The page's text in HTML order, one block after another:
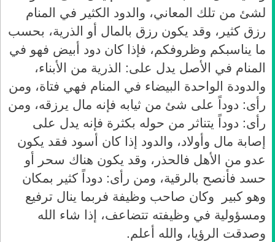
لشئ من تلك المعاني، والدود الكثير في المنام
رزق كثير، وقد يكون رزق بالمال أو الذرية، بحسب
ما يناسبكم وظروفكم، فإذا كان دود أبيض فهو في
المنام في الأصل يدل على: الذرية من الأبناء،
والدودة الواحدة البيضاء في المنام فهي فتاة، ومن
رأى: دوداً على شئ من ثيابه فإنه مال يرزقه، ومن
رأى: دوداً يتناثر من حوله بكثرة فإنه يدل على
إصابة مال وأولاد، والدود إذا كان أسود فقد يكون
عدو من الأهل فالحذر، وقد يكون هناك سحر أو
حسد فأنصح بالرقية، ومن رأى: دوداً كثير بمكان
وهو كبير وكان صاحب وظيفة فربما ينال ترفيع
ومسؤولية في وظيفته تتضاعف، إذا شاء الله
وصدقت الرؤيا، والله أعلم.